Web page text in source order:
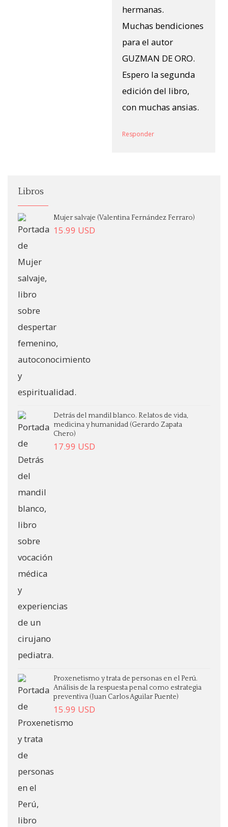
hermanas.
Muchas bendiciones
para el autor
GUZMAN DE ORO.
Espero la segunda
edición del libro,
con muchas ansias.
Responder
Libros
Mujer salvaje (Valentina Fernández Ferraro)
15.99 USD
Detrás del mandil blanco. Relatos de vida,
medicina y humanidad (Gerardo Zapata
Chero)
17.99 USD
Proxenetismo y trata de personas en el Perú.
Análisis de la respuesta penal como estrategia
preventiva (Juan Carlos Aguilar Puente)
15.99 USD